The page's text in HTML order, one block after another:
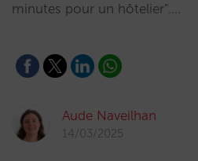
minutes pour un hôtelier".…
Aude Naveilhan
14/03/2025